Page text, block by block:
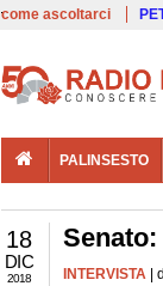
come ascoltarci
PALINSESTO
18
DIC
2018 INTERVISTA |